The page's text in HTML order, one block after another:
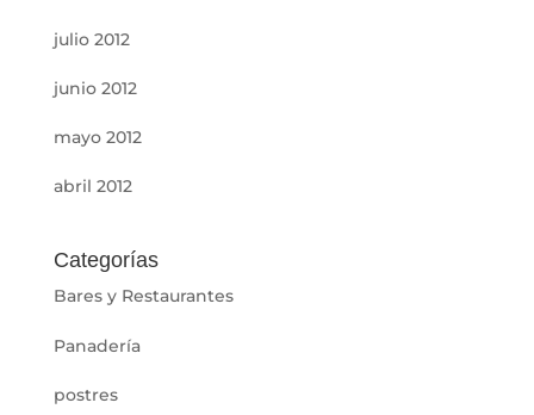
julio 2012
junio 2012
mayo 2012
abril 2012
Categorías
Bares y Restaurantes
Panadería
postres